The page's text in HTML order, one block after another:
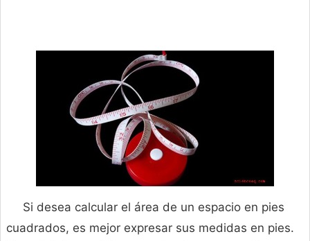
Si desea calcular el área de un espacio en pies
cuadrados, es mejor expresar sus medidas en pies.